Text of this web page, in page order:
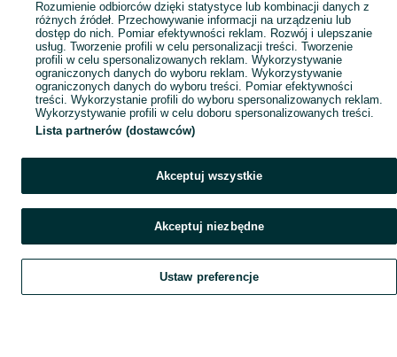
Szukaj Obserwujesz Dodaj Czat Konto
Rozumienie odbiorców dzięki statystyce lub kombinacji danych z
różnych źródeł. Przechowywanie informacji na urządzeniu lub
dostęp do nich. Pomiar efektywności reklam. Rozwój i ulepszanie
usług. Tworzenie profili w celu personalizacji treści. Tworzenie
profili w celu spersonalizowanych reklam. Wykorzystywanie
ograniczonych danych do wyboru reklam. Wykorzystywanie
ograniczonych danych do wyboru treści. Pomiar efektywności
treści. Wykorzystanie profili do wyboru spersonalizowanych reklam.
Wykorzystywanie profili w celu doboru spersonalizowanych treści.
Lista partnerów (dostawców)
Akceptuj wszystkie
Akceptuj niezbędne
Ustaw preferencje